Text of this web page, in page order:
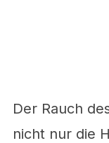
Der Rauch
nicht nur die